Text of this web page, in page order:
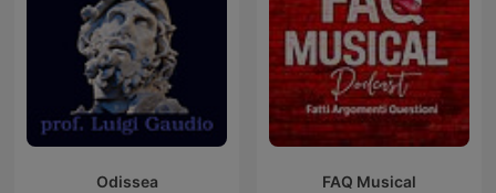
Odissea FAQ Musical